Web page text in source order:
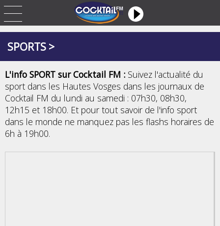
SPORTS >
L'info SPORT sur Cocktail FM : Suivez l'actualité du
sport dans les Hautes Vosges dans les journaux de
Cocktail FM du lundi au samedi : 07h30, 08h30,
12h15 et 18h00. Et pour tout savoir de l'info sport
dans le monde ne manquez pas les flashs horaires de
6h à 19h00.